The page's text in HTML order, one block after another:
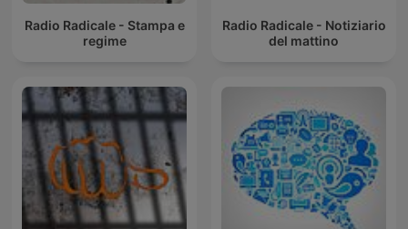
Radio Radicale - Stampa e
regime
Radio Radicale - Notiziario
del mattino